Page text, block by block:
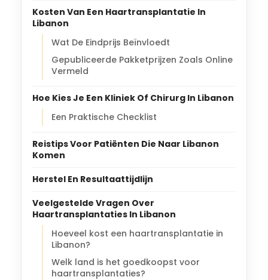
Kosten Van Een Haartransplantatie In
Libanon
Wat De Eindprijs Beïnvloedt
Gepubliceerde Pakketprijzen Zoals Online
Vermeld
Hoe Kies Je Een Kliniek Of Chirurg In Libanon
Een Praktische Checklist
Reistips Voor Patiënten Die Naar Libanon
Komen
Herstel En Resultaattijdlijn
Veelgestelde Vragen Over
Haartransplantaties In Libanon
Hoeveel kost een haartransplantatie in
Libanon?
Welk land is het goedkoopst voor
haartransplantaties?